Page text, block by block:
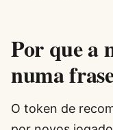
Por que a
numa
O token de